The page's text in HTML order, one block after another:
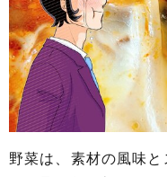
野菜は、素材の風味